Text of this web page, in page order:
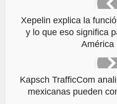
Xepelin explica la
y lo que eso significa
América
Kapsch TrafficCom
mexicanas pueden